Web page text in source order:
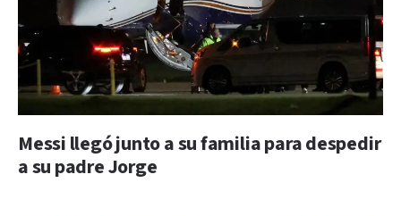
Messi llegó junto a su familia para despedir
a su padre Jorge